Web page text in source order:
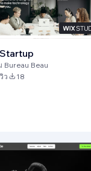
Bureau Beau
ว 18